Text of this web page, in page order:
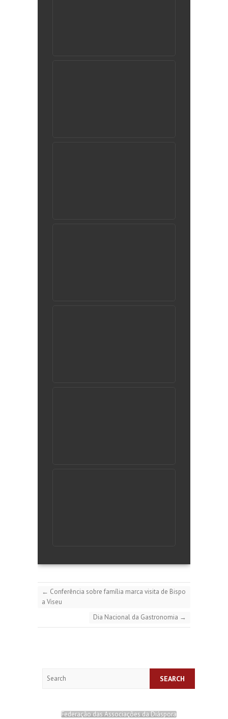
← Conferência sobre família marca visita de Bispo
a Viseu
Dia Nacional da Gastronomia →
Federação das Associações da Diáspora